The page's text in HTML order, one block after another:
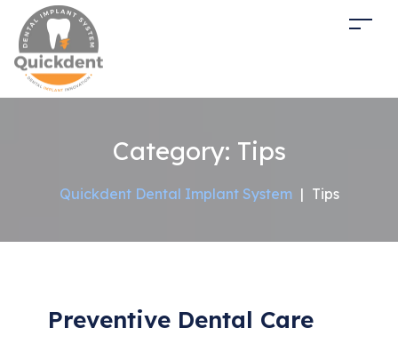
Category: Tips
Quickdent Dental Implant System | Tips
Preventive Dental Care